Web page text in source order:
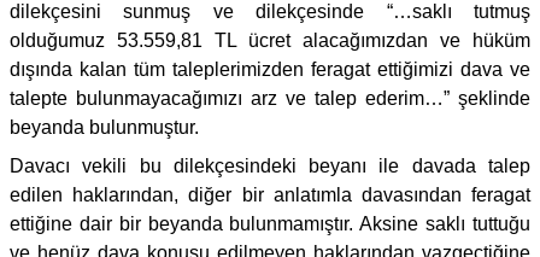
dilekçesini sunmuş ve dilekçesinde “…saklı tutmuş
olduğumuz 53.559,81 TL ücret alacağımızdan ve hüküm
dışında kalan tüm taleplerimizden feragat ettiğimizi dava ve
talepte bulunmayacağımızı arz ve talep ederim…” şeklinde
beyanda bulunmuştur.
Davacı vekili bu dilekçesindeki beyanı ile davada talep
edilen haklarından, diğer bir anlatımla davasından feragat
ettiğine dair bir beyanda bulunmamıştır. Aksine saklı tuttuğu